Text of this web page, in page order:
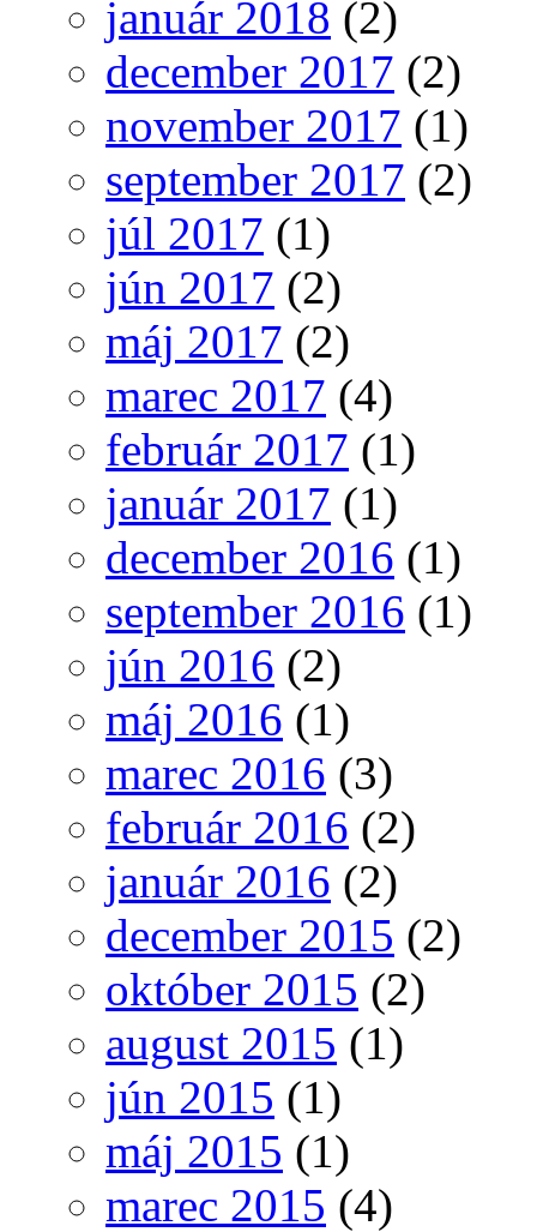
január 2018 (2)
december 2017 (2)
november 2017 (1)
september 2017 (2)
júl 2017 (1)
jún 2017 (2)
máj 2017 (2)
marec 2017 (4)
február 2017 (1)
január 2017 (1)
december 2016 (1)
september 2016 (1)
jún 2016 (2)
máj 2016 (1)
marec 2016 (3)
február 2016 (2)
január 2016 (2)
december 2015 (2)
október 2015 (2)
august 2015 (1)
jún 2015 (1)
máj 2015 (1)
marec 2015 (4)